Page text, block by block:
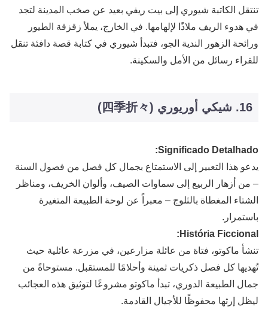
تنتقل الكاتبة شيوري إلى بيت ريفي بعيد عن صخب المدينة لتجد
في هدوء الريف ملاذًا لإلهامها. في الخارج، يملأ زقزقة الطيور
ورائحة الزهور الندية الجو، فتبدأ شيوري في كتابة قصة دافئة تنقل
للقراء رسائل من الأمل والسكينة.
16. شيكي أوريوري (四季折々)
Significado Detalhado:
يدعو هذا التعبير إلى الاستمتاع بجمال كل فصل من فصول السنة
– من أزهار الربيع إلى سماوات الصيف، وألوان الخريف، ومناظر
الشتاء المغطاة بالثلوج – معبراً عن لوحة الطبيعة المتغيرة
باستمرار.
História Ficcional:
تنشأ ماكوتو، فتاة من عائلة مزارعين، في مزرعة عائلية حيث
تُهديها كل فصل ذكريات ثمينة وأحلامًا للمستقبل. مستوحاةً من
جمال الطبيعة الدوري، تبدأ ماكوتو مشروعًا لتوثيق هذه العجائب
ليظل إرثها محفوظًا للأجيال القادمة.